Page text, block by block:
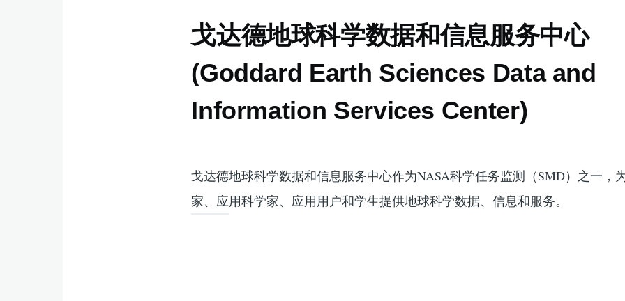
戈达德地球科学数据和信息服务中心
(Goddard Earth Sciences Data and
Information Services Center)
戈达德地球科学数据和信息服务中心作为NASA科学任务监测（SMD）之一，
家、应用科学家、应用用户和学生提供地球科学数据、信息和服务。